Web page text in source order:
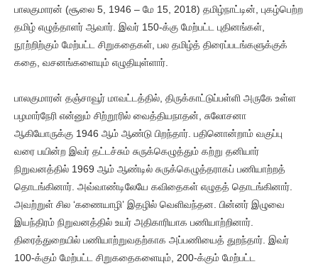
பாலகுமாரன் (சூலை 5, 1946 – மே 15, 2018) தமிழ்நாட்டின், புகழ்பெற்ற
தமிழ் எழுத்தாளர் ஆவார். இவர் 150-க்கு மேற்பட்ட புதினங்கள்,
நூற்றிற்கும் மேற்பட்ட சிறுகதைகள், பல தமிழ்த் திரைப்படங்களுக்குக்
கதை, வசனங்களையும் எழுதியுள்ளார்.
பாலகுமாரன் தஞ்சாவூர் மாவட்டத்தில், திருக்காட்டுப்பள்ளி அருகே உள்ள
பழமார்நேரி என்னும் சிற்றூரில் வைத்தியநாதன், சுலோசனா
ஆகியோருக்கு 1946 ஆம் ஆண்டு பிறந்தார். பதினொன்றாம் வகுப்பு
வரை பயின்ற இவர் தட்டச்சும் சுருக்கெழுத்தும் கற்று தனியார்
நிறுவனத்தில் 1969 ஆம் ஆண்டில் சுருக்கெழுத்தராகப் பணியாற்றத்
தொடங்கினார். அவ்வாண்டிலேயே கவிதைகள் எழுதத் தொடங்கினார்.
அவற்றுள் சில ‘கணையாழி’ இதழில் வெளிவந்தன. பின்னர் இழுவை
இயந்திரம் நிறுவனத்தில் உயர் அதிகாரியாக பணியாற்றினார்.
திரைத்துறையில் பணியாற்றுவதற்காக அப்பணியைத் துறந்தார். இவர்
100-க்கும் மேற்பட்ட சிறுகதைகளையும், 200-க்கும் மேற்பட்ட